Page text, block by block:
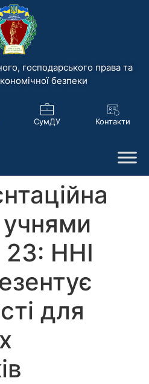
господарського права та
безпеки
СумДУ Контакти
учнями
ННІ
для